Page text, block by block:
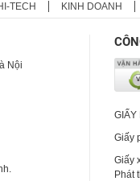
TECH KINH DOANH
Nội
GIẤY
Giấy
Giấy
Phát